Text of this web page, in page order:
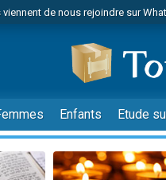
viennent de nous rejoindre sur
viennent de faire un don pour
viennent de faire un don pour
viennent de nous rejoindre sur
viennent de demander une
viennent de faire un don pour
Enfants Etude